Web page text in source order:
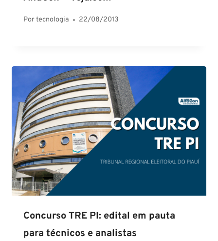
Portecnologia 22/08/2013
Concurso TRE PI: edital em pauta
para técnicos e analistas